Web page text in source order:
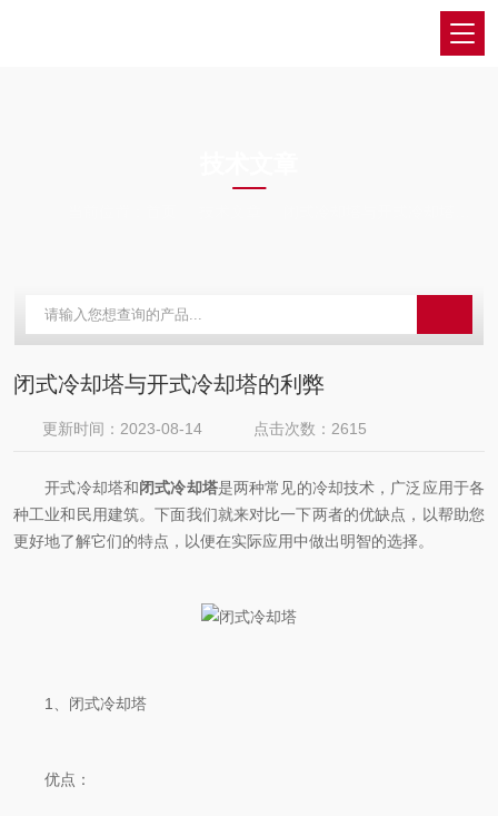
闭式冷却塔与开式冷却塔的利弊
更新时间：2023-08-14 点击次数：2615
开式冷却塔和闭式冷却塔是两种常见的冷却技术，广泛应用于各
种工业和民用建筑。下面我们就来对比一下两者的优缺点，以帮助您
更好地了解它们的特点，以便在实际应用中做出明智的选择。
1、闭式冷却塔
优点：